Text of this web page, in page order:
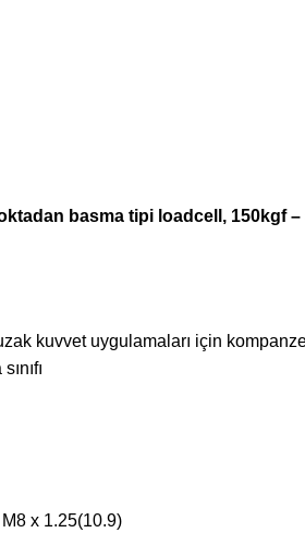
basma tipi loadcell, 150kgf –
kuvvet uygulamaları için
x 1.25(10.9)